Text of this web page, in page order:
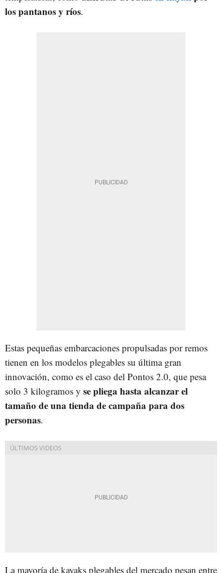
los pantanos y ríos.
Estas pequeñas embarcaciones propulsadas por remos
tienen en los modelos plegables su última gran
innovación, como es el caso del Pontos 2.0, que pesa
solo 3 kilogramos y se pliega hasta alcanzar el
tamaño de una tienda de campaña para dos
personas.
La mayoría de kayaks plegables del mercado pesan entre